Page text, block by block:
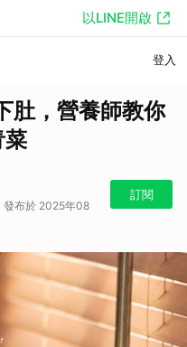
以LINE開啟
登入
肚，營養師教你
菜
布於 2025年08
訂閱